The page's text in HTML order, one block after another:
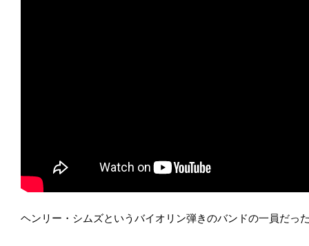
ヘンリー・シムズというバイオリン弾きのバンドの一員だっ